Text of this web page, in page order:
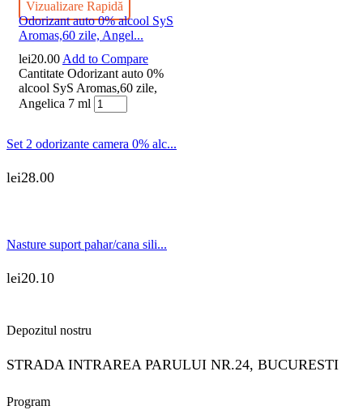
Vizualizare Rapidă
Odorizant auto 0% alcool SyS
Aromas,60 zile, Angel...
lei20.00 Add to Compare
Cantitate Odorizant auto 0%
alcool SyS Aromas,60 zile,
Angelica 7 ml
Set 2 odorizante camera 0% alc...
lei28.00
Nasture suport pahar/cana sili...
lei20.10
Depozitul nostru
STRADA INTRAREA PARULUI NR.24, BUCURESTI
Program